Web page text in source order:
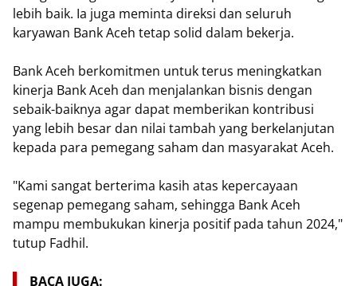
lebih baik. Ia juga meminta direksi dan seluruh
karyawan Bank Aceh tetap solid dalam bekerja.
Bank Aceh berkomitmen untuk terus meningkatkan
kinerja Bank Aceh dan menjalankan bisnis dengan
sebaik-baiknya agar dapat memberikan kontribusi
yang lebih besar dan nilai tambah yang berkelanjutan
kepada para pemegang saham dan masyarakat Aceh.
"Kami sangat berterima kasih atas kepercayaan
segenap pemegang saham, sehingga Bank Aceh
mampu membukukan kinerja positif pada tahun 2024,"
tutup Fadhil.
BACA JUGA: